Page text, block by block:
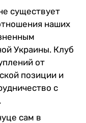
существует
наших
Украины. Клуб
от
позиции и
с
сам в